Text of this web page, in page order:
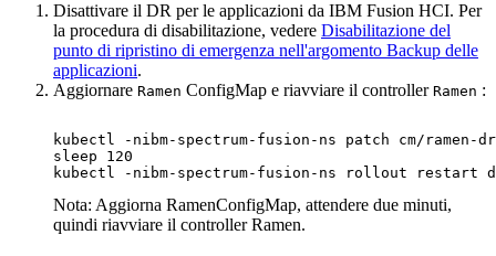
Disattivare il DR per le applicazioni da IBM Fusion HCI. Per
la procedura di disabilitazione, vedere Disabilitazione del
punto di ripristino di emergenza nell'argomento Backup delle
applicazioni.
Aggiornare Ramen ConfigMap e riavviare il controller Ramen :
kubectl -nibm-spectrum-fusion-ns patch cm/
sleep 120
kubectl -nibm-spectrum-fusion-ns rollout restart
Nota: Aggiorna RamenConfigMap, attendere due minuti,
quindi riavviare il controller Ramen.